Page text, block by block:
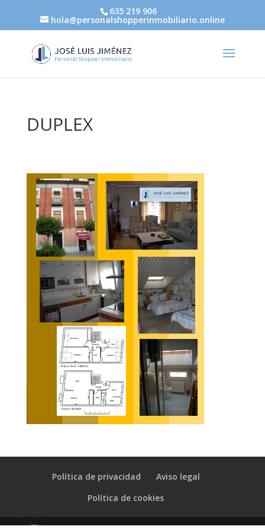
635 219 906
hola@personalshopperinmobiliario.online
DUPLEX
Política de privacidad
Aviso legal
Política de cookies